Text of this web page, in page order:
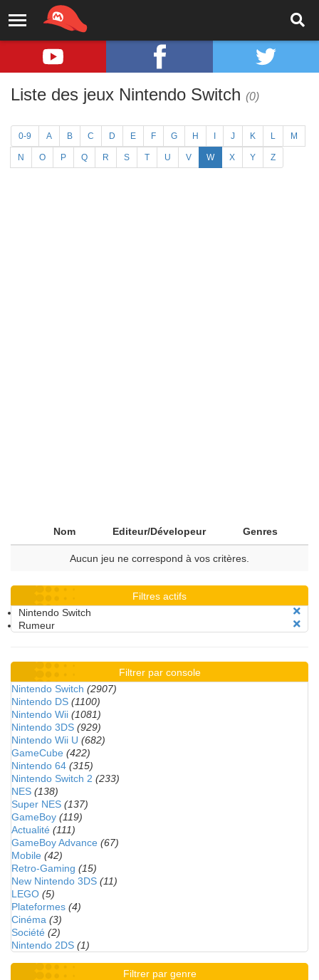
Liste des jeux Nintendo Switch (0)
0-9 A B C D E F G H J K L M
N O P Q R S T U V W X Y Z
Nom Editeur/Dévelopeur Genres
Aucun jeu ne correspond à vos critères.
Filtres actifs
Nintendo Switch
Rumeur
Filtrer par console
Nintendo Switch (2907)
Nintendo DS (1100)
Nintendo Wii (1081)
Nintendo 3DS (929)
Nintendo Wii U (682)
GameCube (422)
Nintendo 64 (315)
Nintendo Switch 2 (233)
NES (138)
Super NES (137)
GameBoy (119)
Actualité (111)
GameBoy Advance (67)
Mobile (42)
Retro-Gaming (15)
New Nintendo 3DS (11)
LEGO (5)
Plateformes (4)
Cinéma (3)
Société (2)
Nintendo 2DS (1)
Filtrer par genre